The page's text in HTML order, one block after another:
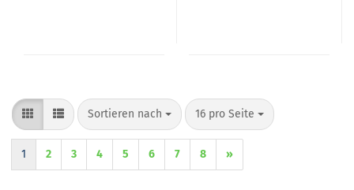
Sortieren nach
Sortieren nach 16 pro Seite
pro Seite
1 2 3 4 5 6 7 8 »